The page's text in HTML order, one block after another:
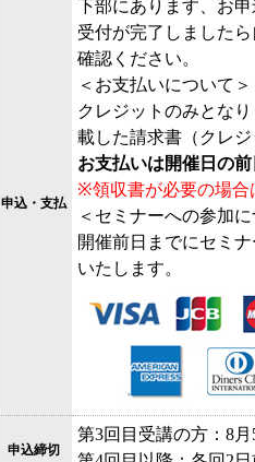
申込・支払
下部にあります、お
受付が完了しました
確認ください。
＜お支払いについて＞
クレジットのみとな
載した請求書（クレ
お支払いは開催日の
※領収書が必要の場合
＜セミナーへの参加
開催前日までにセミ
いたします。
申込締切
第3回目受講の方：8